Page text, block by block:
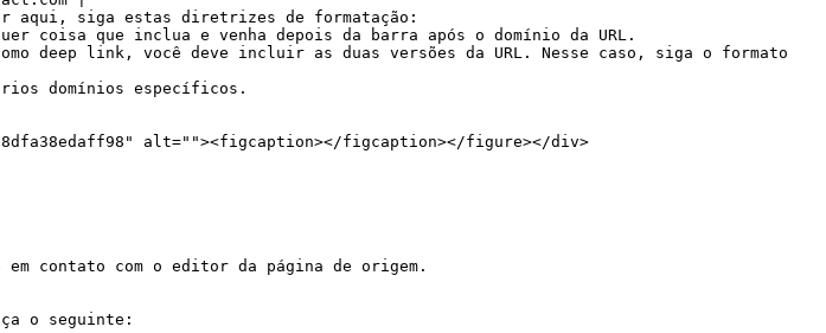
aqui, siga estas diretrizes de formatação:
alt=""><figcaption></figcaption></figure></div>
contato com o editor da página de origem.
o seguinte: